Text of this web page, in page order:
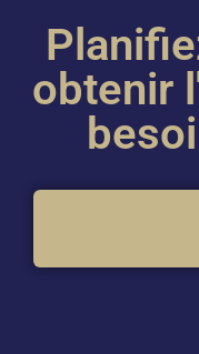
obtenir